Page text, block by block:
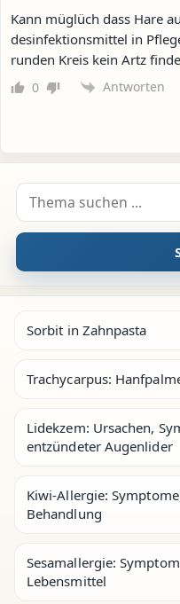
Kann müglüch dass Hare
desinfektionsmittel in
runden Kreis kein Artz
0 Antworten
Suche nach:
Sorbit in Zahnpasta
Trachycarpus:
Lidekzem: Ursachen,
entzündeter Augenlider
Kiwi-Allergie:
Behandlung
Sesamallergie:
Lebensmittel